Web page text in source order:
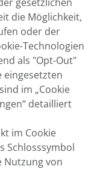
die Möglichkeit,
oder der
Technologien
als "Opt-Out"
eingesetzten
im „Cookie
detailliert
im Cookie
Schlosssymbol
Nutzung von